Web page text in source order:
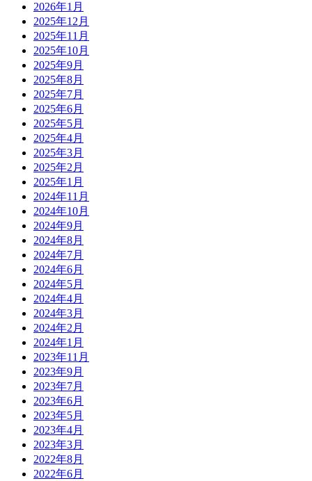
2026年1月
2025年12月
2025年11月
2025年10月
2025年9月
2025年8月
2025年7月
2025年6月
2025年5月
2025年4月
2025年3月
2025年2月
2025年1月
2024年11月
2024年10月
2024年9月
2024年8月
2024年7月
2024年6月
2024年5月
2024年4月
2024年3月
2024年2月
2024年1月
2023年11月
2023年9月
2023年7月
2023年6月
2023年5月
2023年4月
2023年3月
2022年8月
2022年6月